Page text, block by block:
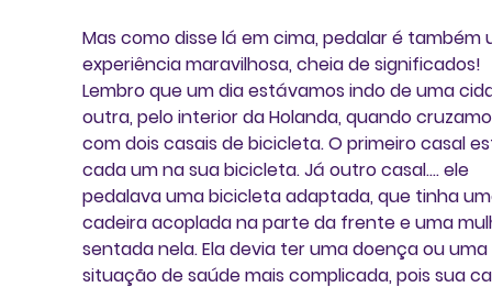
Mas como disse lá em cima, pedalar é também
experiência maravilhosa, cheia de significados!
Lembro que um dia estávamos indo de uma
outra, pelo interior da Holanda, quando
com dois casais de bicicleta. O primeiro casal
cada um na sua bicicleta. Já outro casal.... ele
pedalava uma bicicleta adaptada, que tinha
cadeira acoplada na parte da frente e uma
sentada nela. Ela devia ter uma doença ou uma
situação de saúde mais complicada, pois sua